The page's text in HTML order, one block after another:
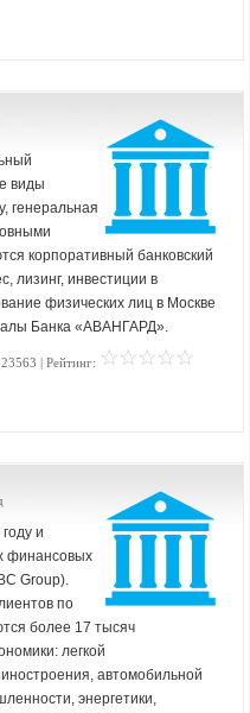
виды
генеральная
корпоративный банковский
лизинг, инвестиции в
физических лиц в Москве
Банка «АВАНГАРД».
| Рейтинг:
и
финансовых
Group).
по
более 17 тысяч
легкой
автомобильной
энергетики,